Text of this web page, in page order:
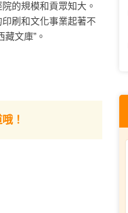
的規模和貢眾知大。
刷和文化事業起著不
文庫”。
！